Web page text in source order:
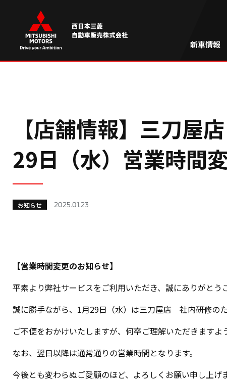
新車情報
【店舗情報】三刀屋
29日（水）営業時間
お知らせ 2025.01.23
【営業時間変更のお知らせ】
平素より弊社サービスをご利用いただき、誠にありがとう
誠に勝手ながら、1月29日（水）は三刀屋店 社内研修のた
ご不便をおかけいたしますが、何卒ご理解いただきますよ
なお、翌日以降は通常通りの営業時間となります。
今後とも変わらぬご愛顧のほど、よろしくお願い申し上げま